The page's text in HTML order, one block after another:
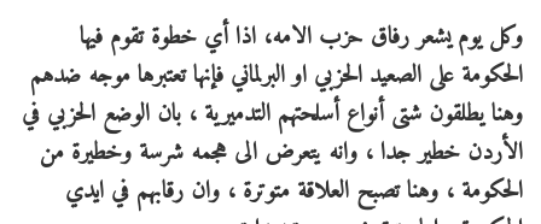
وكل يوم يشعر رفاق حزب الامه، اذا أي خطوة تقوم فيها
الحكومة على الصعيد الحزبي او البرلماني فإنها تعتبرها موجه ضدهم
وهنا يطلقون شتى أنواع أسلحتهم التدميرية ، بان الوضع الحزبي في
الأردن خطير جدا ، وانه يتعرض الى هجمه شرسة وخطيرة من
الحكومة ، وهنا تصبح العلاقة متوترة ، وان رقابهم في ايدي